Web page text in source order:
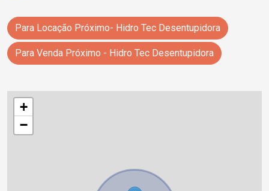
Para Locação Próximo- Hidro Tec Desentupidora
Para Venda Próximo - Hidro Tec Desentupidora
+
−